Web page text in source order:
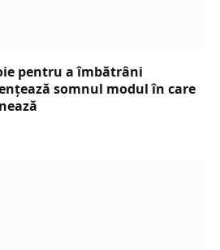
pentru a îmbătrâni
somnul modul în care